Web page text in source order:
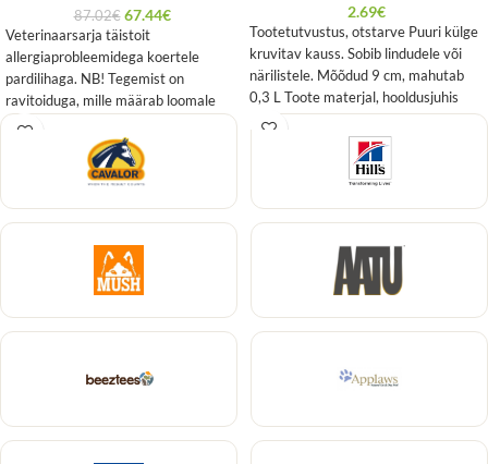
87.02€ 67.44€
Veterinaarsarja täistoit
allergiaprobleemidega koertele
pardilihaga. NB! Tegemist on
ravitoiduga, mille määrab loomale
veterinaar.
2.69€
Tootetutvustus, otstarve Puuri külge
kruvitav kauss. Sobib lindudele või
närilistele. Mõõdud 9 cm, mahutab
0,3 L Toote materjal, hooldusjuhis
Valmistatud